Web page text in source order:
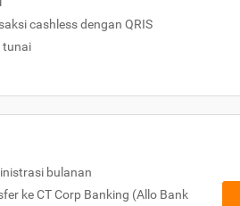
cashless dengan QRIS
tunai
bulanan
ke CT Corp Banking (Allo Bank